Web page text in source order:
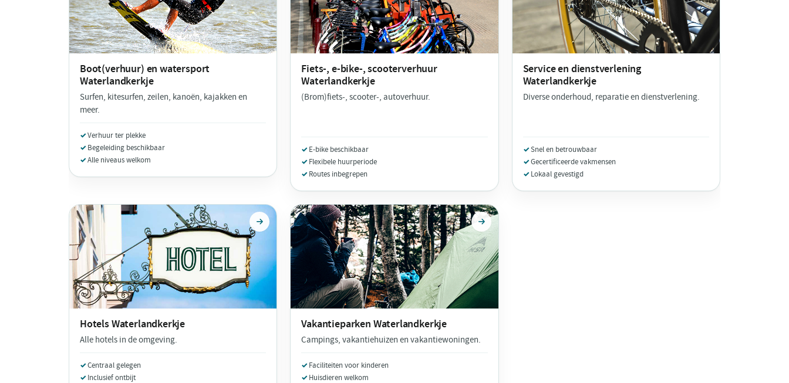
Boot(verhuur) en watersport
Waterlandkerkje
Surfen, kitesurfen, zeilen, kanoën, kajakken en
meer.
Verhuur ter plekke
Begeleiding beschikbaar
Alle niveaus welkom
Fiets-, e-bike-, scooterverhuur
Waterlandkerkje
(Brom)fiets-, scooter-, autoverhuur.
E-bike beschikbaar
Flexibele huurperiode
Routes inbegrepen
Service en dienstverlening
Waterlandkerkje
Diverse onderhoud, reparatie en dienstverlening.
Snel en betrouwbaar
Gecertificeerde vakmensen
Lokaal gevestigd
HotelsWaterlandkerkje
Alle hotels in de omgeving.
Centraal gelegen
Inclusief ontbijt
Vakantieparken Waterlandkerkje
Campings, vakantiehuizen en vakantiewoningen.
Faciliteiten voor kinderen
Huisdieren welkom